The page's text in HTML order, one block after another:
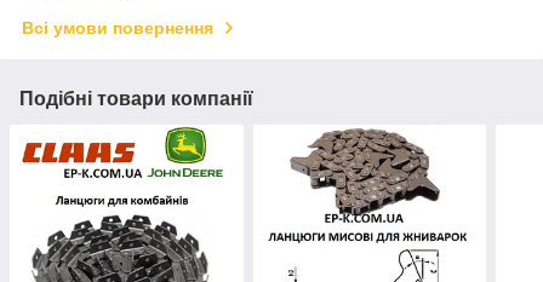
Всі умови повернення
Подібні товари компанії